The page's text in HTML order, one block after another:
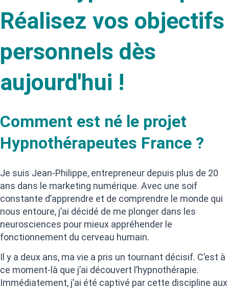
Réalisez vos objectifs
personnels dès
aujourd'hui !
Comment est né le projet
Hypnothérapeutes France ?
Je suis Jean-Philippe, entrepreneur depuis plus de 20
ans dans le marketing numérique. Avec une soif
constante d’apprendre et de comprendre le monde qui
nous entoure, j’ai décidé de me plonger dans les
neurosciences pour mieux appréhender le
fonctionnement du cerveau humain.
Il y a deux ans, ma vie a pris un tournant décisif. C’est à
ce moment-là que j’ai découvert l’hypnothérapie.
Immédiatement, j’ai été captivé par cette discipline aux